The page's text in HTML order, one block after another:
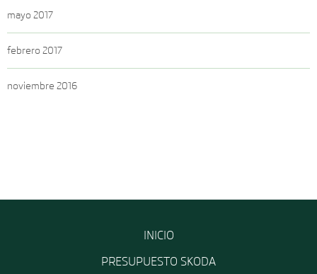
mayo 2017
febrero 2017
noviembre 2016
INICIO
PRESUPUESTO SKODA